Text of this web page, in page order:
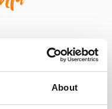
About